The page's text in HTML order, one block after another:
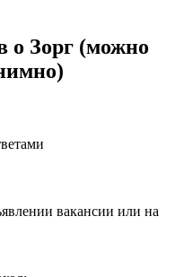
о Зорг (можно
вакансии или на